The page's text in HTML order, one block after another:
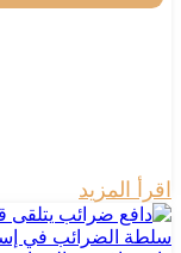
اقرأ المزيد